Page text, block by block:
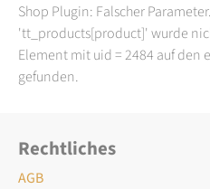
Shop Plugin: Falscher
'tt_products[product]' wurde
Element mit uid = 2484 auf den
gefunden.
Rechtliches
AGB